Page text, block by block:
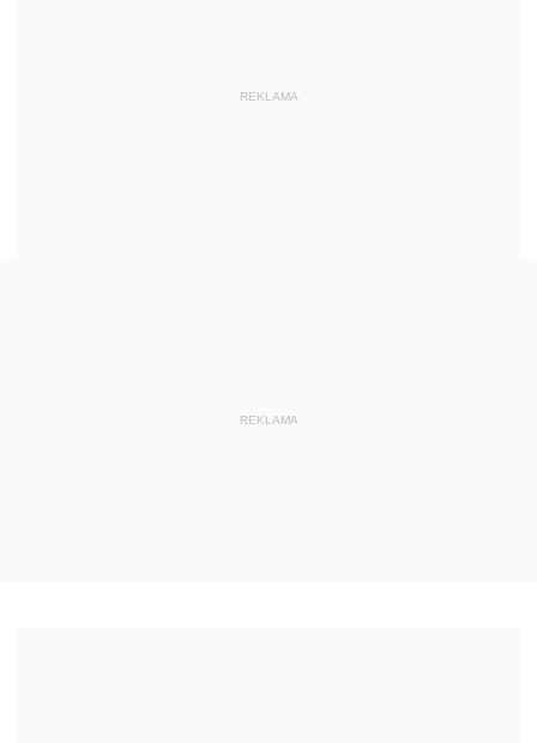
REKLAMA
REKLAMA